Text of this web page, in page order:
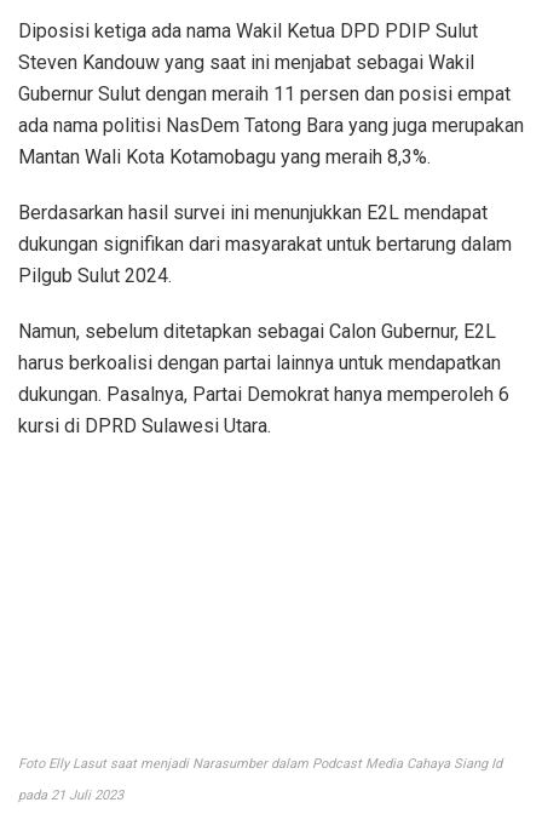
Diposisi ketiga ada nama Wakil Ketua DPD PDIP Sulut
Steven Kandouw yang saat ini menjabat sebagai Wakil
Gubernur Sulut dengan meraih 11 persen dan posisi empat
ada nama politisi NasDem Tatong Bara yang juga merupakan
Mantan Wali Kota Kotamobagu yang meraih 8,3%.
Berdasarkan hasil survei ini menunjukkan E2L mendapat
dukungan signifikan dari masyarakat untuk bertarung dalam
Pilgub Sulut 2024.
Namun, sebelum ditetapkan sebagai Calon Gubernur, E2L
harus berkoalisi dengan partai lainnya untuk mendapatkan
dukungan. Pasalnya, Partai Demokrat hanya memperoleh 6
kursi di DPRD Sulawesi Utara.
Foto Elly Lasut saat menjadi Narasumber dalam Podcast Media Cahaya Siang Id
pada 21 Juli 2023